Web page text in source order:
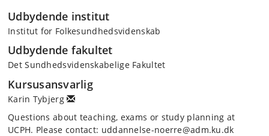
Udbydende institut
Institut for Folkesundhedsvidenskab
Udbydende fakultet
Det Sundhedsvidenskabelige Fakultet
Kursusansvarlig
Karin Tybjerg
Questions about teaching, exams or study planning at
UCPH. Please contact: uddannelse-noerre@adm.ku.dk